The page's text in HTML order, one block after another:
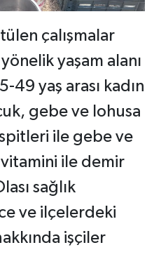
çalışmalar
yaşam alanı
yaş arası kadın
gebe ve lohusa
ile gebe ve
ile demir
sağlık
ve ilçelerdeki
işçiler